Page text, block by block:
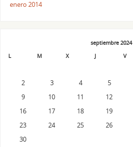
enero 2014
septiembre 2024
L
M X J V
2
3 4 5
9
10 11 12
16
17 18 19
23
24 25 26
30